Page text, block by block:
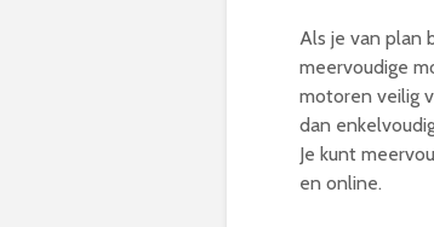
Als je van plan
meervoudige
motoren veilig
dan
Je kunt
en online.